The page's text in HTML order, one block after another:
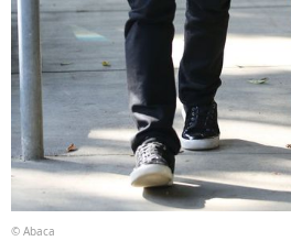
© Abaca